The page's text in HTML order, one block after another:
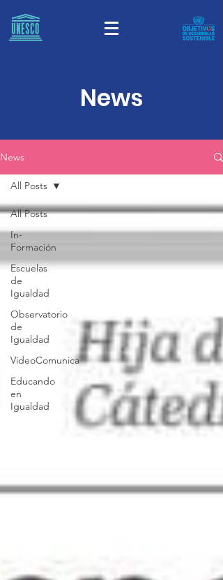
News
All Posts
In-
Formación
Escuelas
de
Igualdad
Observatorio
de
Igualdad
VideoComunica
Educando
en
Igualdad
All Posts
News